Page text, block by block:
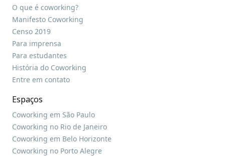
O que é coworking?
Manifesto Coworking
Censo 2019
Para imprensa
Para estudantes
História do Coworking
Entre em contato
Espaços
Coworking em São Paulo
Coworking no Rio de Janeiro
Coworking em Belo Horizonte
Coworking no Porto Alegre